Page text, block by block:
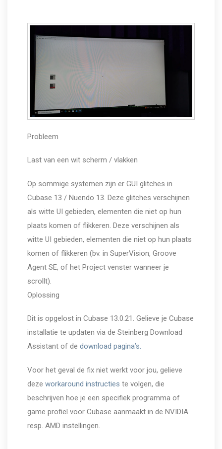
Probleem
Last van een wit scherm / vlakken
Op sommige systemen zijn er GUI glitches in
Cubase 13 / Nuendo 13. Deze glitches verschijnen
als witte UI gebieden, elementen die niet op hun
plaats komen of flikkeren. Deze verschijnen als
witte UI gebieden, elementen die niet op hun plaats
komen of flikkeren (bv. in SuperVision, Groove
Agent SE, of het Project venster wanneer je
scrollt).
Oplossing
Dit is opgelost in Cubase 13.0.21. Gelieve je Cubase
installatie te updaten via de Steinberg Download
Assistant of de download pagina’s.
Voor het geval de fix niet werkt voor jou, gelieve
deze workaround instructies te volgen, die
beschrijven hoe je een specifiek programma of
game profiel voor Cubase aanmaakt in de NVIDIA
resp. AMD instellingen.